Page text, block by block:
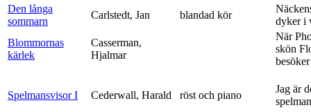
Den långa
sommarn
Carlstedt, Jan blandad kör
dyker i
Blommornas
kärlek
Casserman,
Hjalmar
När
skön
besöker
Spelmansvisor I Cederwall, Harald röst och piano
Jag är
spelman